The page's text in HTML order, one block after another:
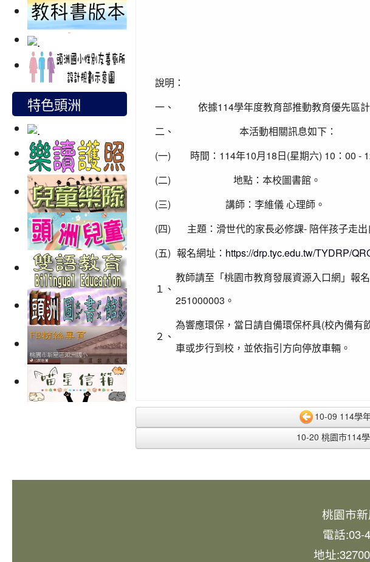
特色頭洲
說明：
一、
依據114學年度教育部推動教育優先區
二、
本活動相關訊息如下：
(一)
時間：114年10月18日(星期六) 10：00 -
(二)
地點：本校圖書館。
(三)
講師：李維儀 心理師。
(四)
主題：滑世代的家長必修課- 陪伴孩子走出
(五) 報名網址： https://drp.tyc.edu.tw/TYDRP/
１、
教師請至「桃園市教育發展資源入口網」報
251000003。
２、
為響應環保，當日請自備環保杯具(校內備
車或步行到校，並依指引方向停放車輛。
10-09 114學
10-20 桃園市114
桃園市
電話:03-
地址